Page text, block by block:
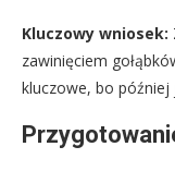
Kluczowy wniosek:
zawinięciem
kluczowe, bo